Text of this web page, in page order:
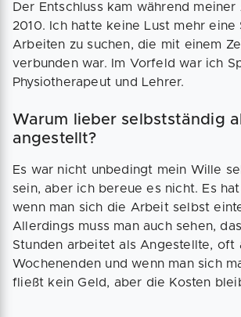
Der Entschluss kam während
2010. Ich hatte keine Lust mehr eine
Arbeiten zu suchen, die mit einem
verbunden war. Im Vorfeld war ich
Physiotherapeut und Lehrer.
Warum lieber selbstständig
angestellt?
Es war nicht unbedingt mein Wille
sein, aber ich bereue es nicht. Es
wenn man sich die Arbeit selbst
Allerdings muss man auch sehen,
Stunden arbeitet als Angestellte, oft
Wochenenden und wenn man sich
fließt kein Geld, aber die Kosten